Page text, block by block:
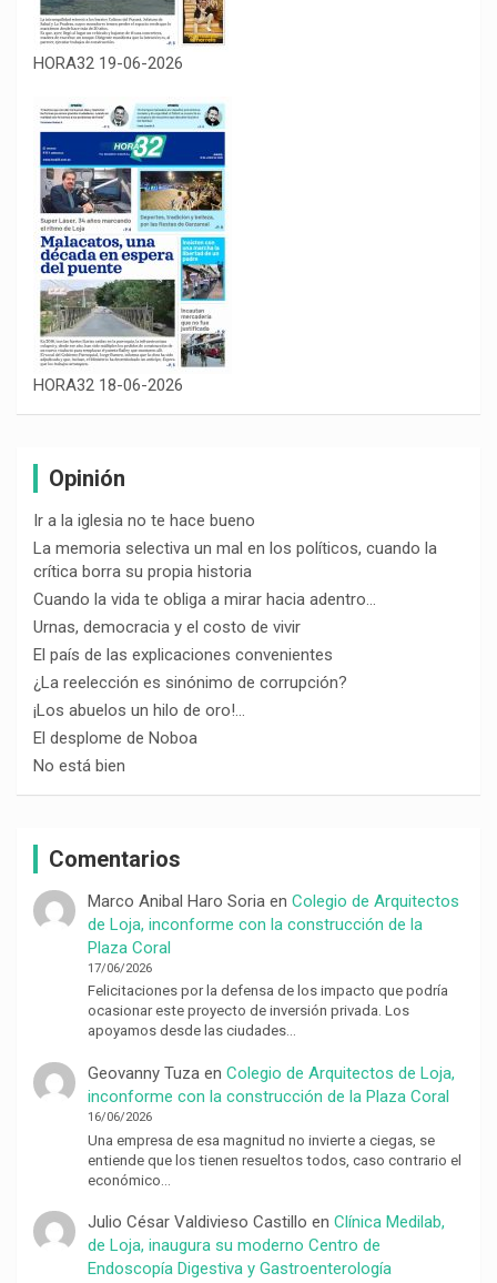
HORA32 19-06-2026
HORA32 18-06-2026
Opinión
Ir a la iglesia no te hace bueno
La memoria selectiva un mal en los políticos, cuando la
crítica borra su propia historia
Cuando la vida te obliga a mirar hacia adentro…
Urnas, democracia y el costo de vivir
El país de las explicaciones convenientes
¿La reelección es sinónimo de corrupción?
¡Los abuelos un hilo de oro!…
El desplome de Noboa
No está bien
Comentarios
Marco Anibal Haro Soriaen Colegio de Arquitectos
de Loja, inconforme con la construcción de la
Plaza Coral
17/06/2026
Felicitaciones por la defensa de los impacto que podría
ocasionar este proyecto de inversión privada. Los
apoyamos desde las ciudades…
Geovanny Tuzaen Colegio de Arquitectos de Loja,
inconforme con la construcción de la Plaza Coral
16/06/2026
Una empresa de esa magnitud no invierte a ciegas, se
entiende que los tienen resueltos todos, caso contrario el
económico…
Julio César Valdivieso Castillo en Clínica Medilab,
de Loja, inaugura su moderno Centro de
Endoscopía Digestiva y Gastroenterología